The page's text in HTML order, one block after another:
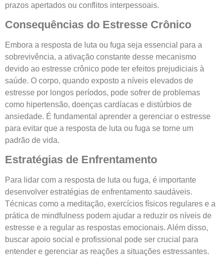
prazos apertados ou conflitos interpessoais.
Consequências do Estresse Crônico
Embora a resposta de luta ou fuga seja essencial para a
sobrevivência, a ativação constante desse mecanismo
devido ao estresse crônico pode ter efeitos prejudiciais à
saúde. O corpo, quando exposto a níveis elevados de
estresse por longos períodos, pode sofrer de problemas
como hipertensão, doenças cardíacas e distúrbios de
ansiedade. É fundamental aprender a gerenciar o estresse
para evitar que a resposta de luta ou fuga se torne um
padrão de vida.
Estratégias de Enfrentamento
Para lidar com a resposta de luta ou fuga, é importante
desenvolver estratégias de enfrentamento saudáveis.
Técnicas como a meditação, exercícios físicos regulares e a
prática de mindfulness podem ajudar a reduzir os níveis de
estresse e a regular as respostas emocionais. Além disso,
buscar apoio social e profissional pode ser crucial para
entender e gerenciar as reações a situações estressantes.